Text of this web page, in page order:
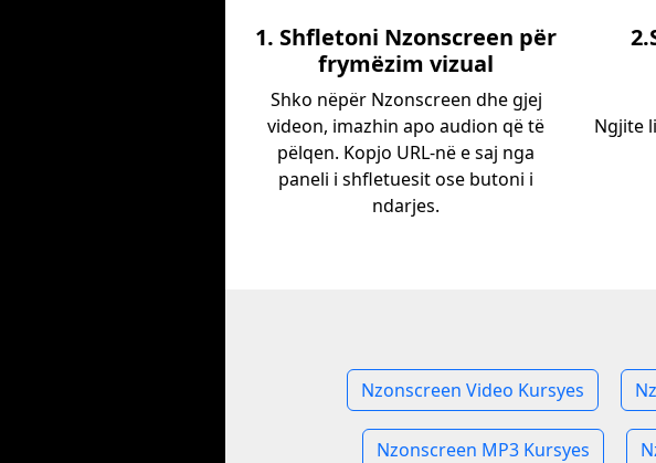
1. Shfletoni Nzonscreen për
frymëzim vizual
Shko nëpër Nzonscreen dhe gjej
videon, imazhin apo audion që të
pëlqen. Kopjo URL-në e saj nga
paneli i shfletuesit ose butoni i
ndarjes.
Ngjite
Nzonscreen Video Kursyes
Nzonscreen MP3 Kursyes